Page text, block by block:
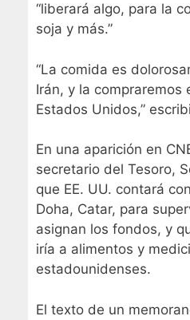
“liberará algo, para la
soja y más.”
“La comida es
Irán, y la compraremos
Estados Unidos,”
En una aparición en
secretario del Tesoro,
que EE. UU. contará
Doha, Catar, para
asignan los fondos, y
iría a alimentos y
estadounidenses.
El texto de un